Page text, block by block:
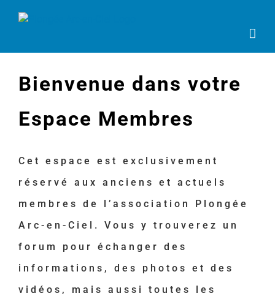
Bienvenue dans votre
Espace Membres
Cet espace est exclusivement
réservé aux anciens et actuels
membres de l’association Plongée
Arc-en-Ciel. Vous y trouverez un
forum pour échanger des
informations, des photos et des
vidéos, mais aussi toutes les